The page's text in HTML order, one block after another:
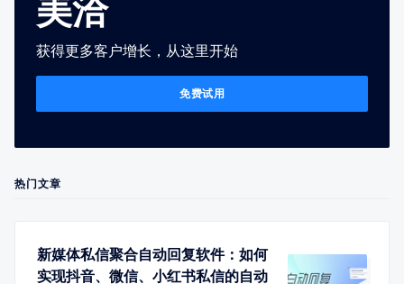
美洽
获得更多客户增长，从这里开始
免费试用
热门文章
新媒体私信聚合自动回复软件：如何
实现抖音、微信、小红书私信的自动